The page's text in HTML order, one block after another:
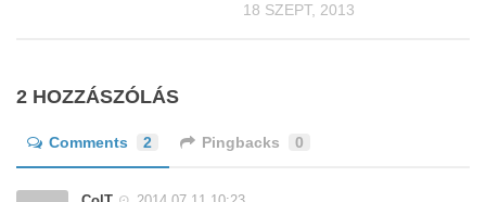
18 SZEPT, 2013
2 HOZZÁSZÓLÁS
Comments 2 Pingbacks 0